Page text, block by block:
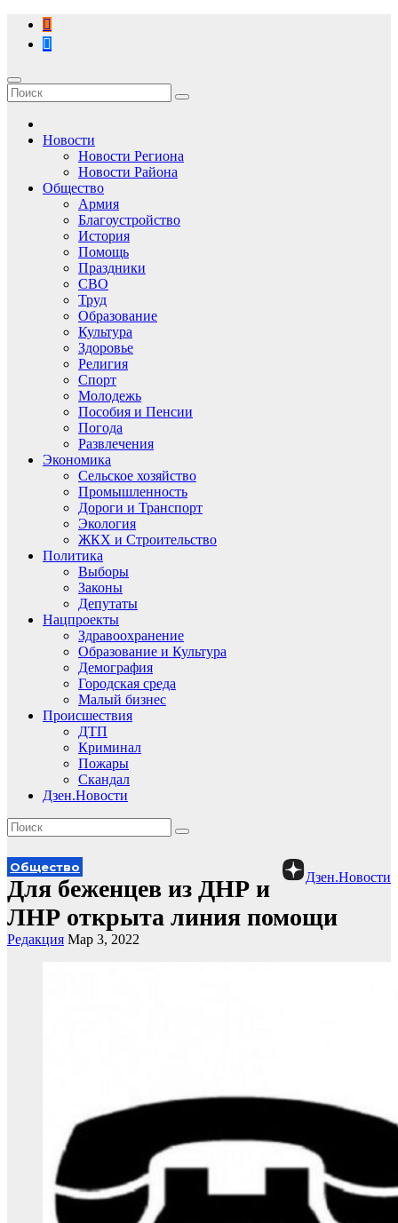
Перейти
содержимому
Новости
Новости Региона
Новости Района
Общество
Армия
Благоустройство
История
Помощь
Праздники
СВО
Труд
Образование
Культура
Здоровье
Религия
Спорт
Молодежь
Пособия и Пенсии
Погода
Развлечения
Экономика
Сельское хозяйство
Промышленность
Дороги и Транспорт
Экология
ЖКХ и Строительство
Политика
Выборы
Законы
Депутаты
Нацпроекты
Здравоохранение
Образование и Культура
Демография
Городская среда
Малый бизнес
Происшествия
ДТП
Криминал
Пожары
Скандал
Дзен.Новости
Дзен.Новости
Общество
Для беженцев из ДНР и
ЛНР открыта линия помощи
Редакция Мар 3, 2022